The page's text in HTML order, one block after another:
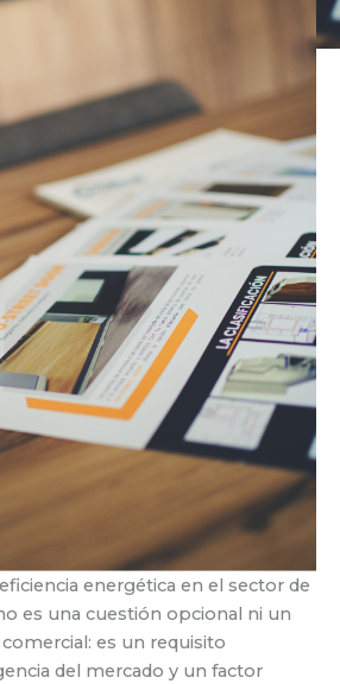
energética en el sector de
es una cuestión opcional ni un
es un requisito
del mercado y un factor